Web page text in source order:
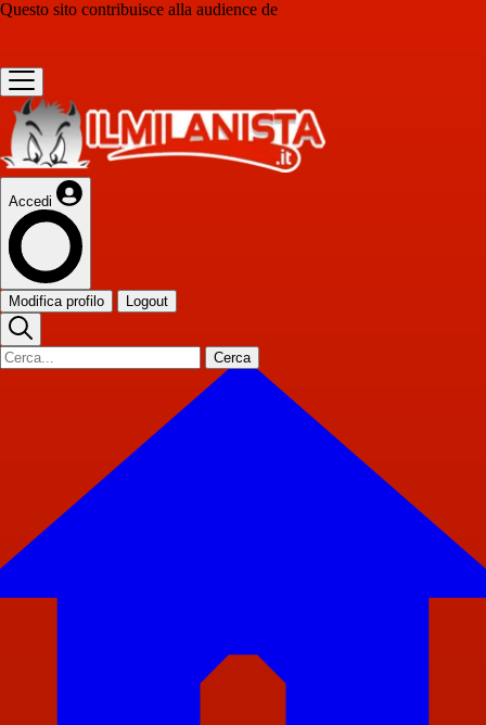
Questo sito contribuisce alla audience de
Accedi
Modifica profilo Logout
Cerca